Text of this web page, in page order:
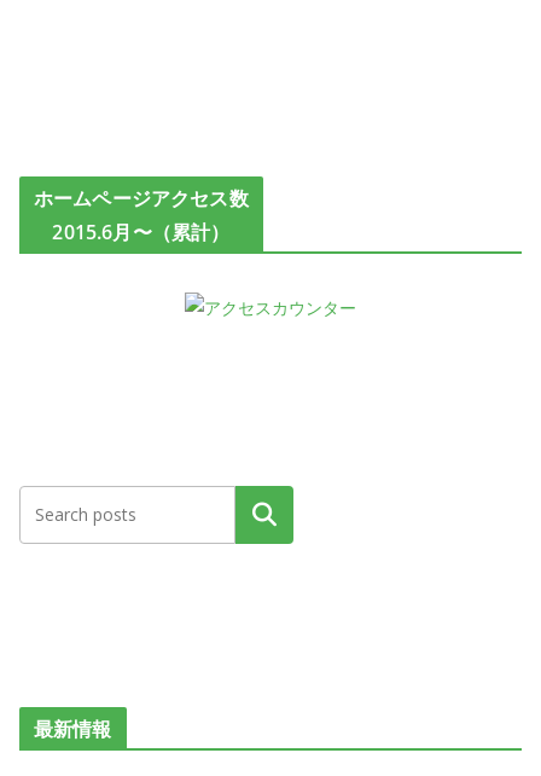
ホームページアクセス数
2015.6月〜（累計）
検索
最新情報